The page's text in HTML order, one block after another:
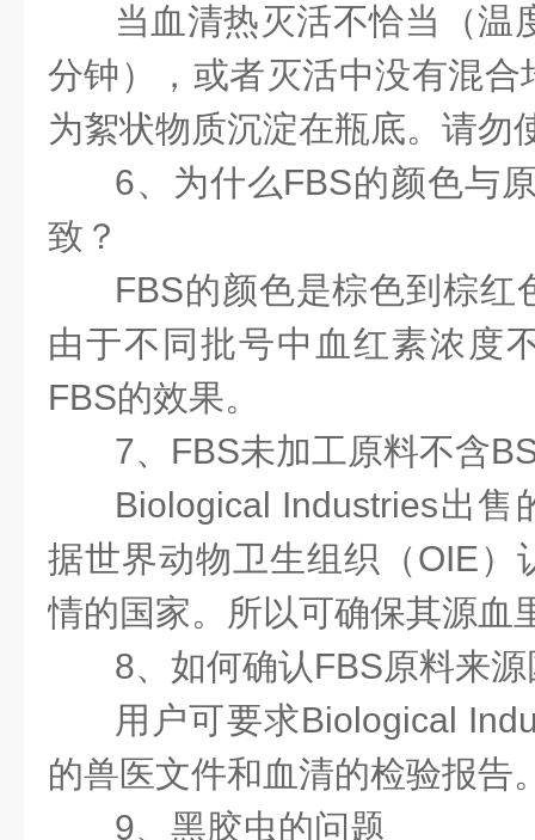
当血清热灭活不恰当（
分钟），或者灭活中没有混
为絮状物质沉淀在瓶底。请勿
6、为什么FBS的颜色与
致？
FBS的颜色是棕色到棕红
由于不同批号中血红素浓度
FBS的效果。
7、FBS未加工原料不含
Biological Industries出售
据世界动物卫生组织（OIE）
情的国家。所以可确保其源血
8、如何确认FBS原料来
用户可要求Biological
的兽医文件和血清的检验报告
9、黑胶虫的问题